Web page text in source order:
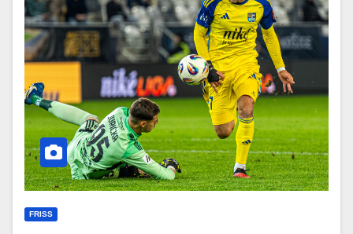
FRISS